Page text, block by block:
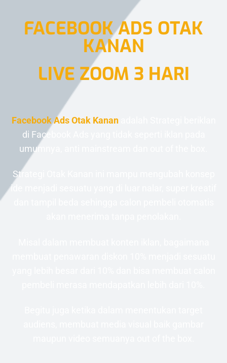
FACEBOOK ADS OTAK
KANAN
LIVE ZOOM 3 HARI
Facebook Ads Otak Kananadalah Strategi beriklan
di Facebook Ads yang tidak seperti iklan pada
umumnya, anti mainstream dan out of the box.
Strategi Otak Kanan ini mampu mengubah konsep
ide menjadi sesuatu yang di luar nalar, super kreatif